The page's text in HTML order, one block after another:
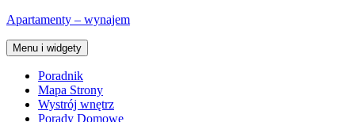
Przejdź
treści
Apartamenty – wynajem
Menu i widgety
Poradnik
Mapa Strony
Wystrój wnętrz
Porady Domowe